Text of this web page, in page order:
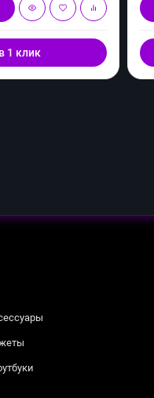
1 клик